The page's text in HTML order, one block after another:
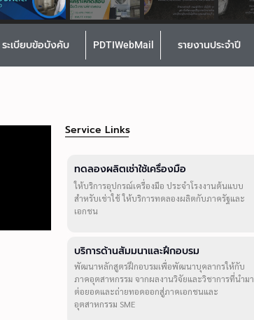
ระเบียบข้อบังคับ PDTIWebMail รายงานประจำปี
Service Links
ทดลองผลิตเช่าใช้เครื่องมือ
ให้บริการอุปกรณ์เครื่องมือ ประจำโรงงานต้นแบบ
สำหรับเช่าใช้ ให้บริการทดลองผลิตกับภาครัฐและ
เอกชน
บริการด้านสัมมนาและฝึกอบรม
พัฒนาหลักสูตรฝึกอบรมเพื่อพัฒนาบุคลากรให้กับ
ภาคอุตสาหกรรม จากผลงานวิจัยและวิชาการที่นำมา
ต่อยอดและถ่ายทอดออกสู่ภาคเอกชนและ
อุตสาหกรรม SME